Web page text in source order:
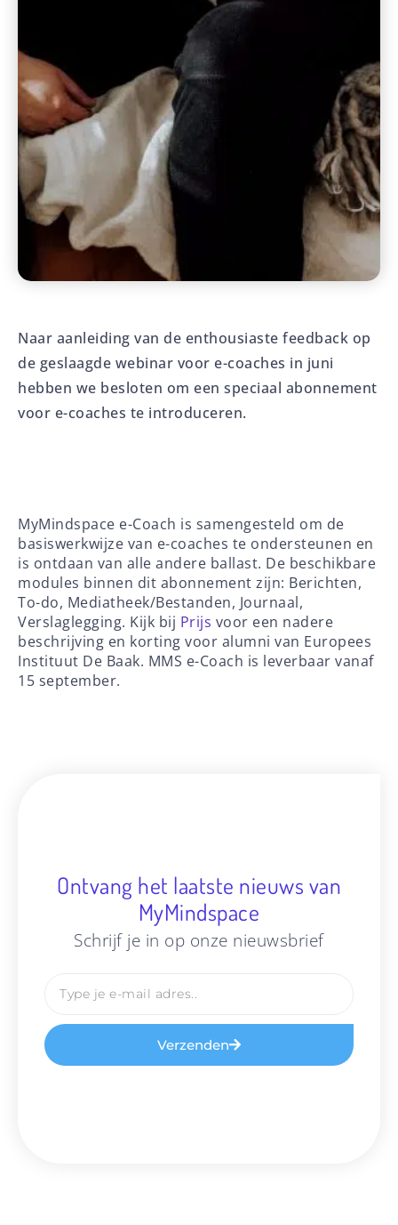
Naar aanleiding van de enthousiaste feedback op
de geslaagde webinar voor e-coaches in juni
hebben we besloten om een speciaal abonnement
voor e-coaches te introduceren.
MyMindspace e-Coach is samengesteld om de
basiswerkwijze van e-coaches te ondersteunen en
is ontdaan van alle andere ballast. De beschikbare
modules binnen dit abonnement zijn: Berichten,
To-do, Mediatheek/Bestanden, Journaal,
Verslaglegging. Kijk bij Prijs voor een nadere
beschrijving en korting voor alumni van Europees
Instituut De Baak. MMS e-Coach is leverbaar vanaf
15 september.
Ontvang het laatste nieuws van
MyMindspace
Schrijf je in op onze nieuwsbrief
Verzenden